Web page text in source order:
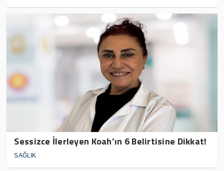
Sessizce İlerleyen Koah’ın 6 Belirtisine Dikkat!
SAĞLIK